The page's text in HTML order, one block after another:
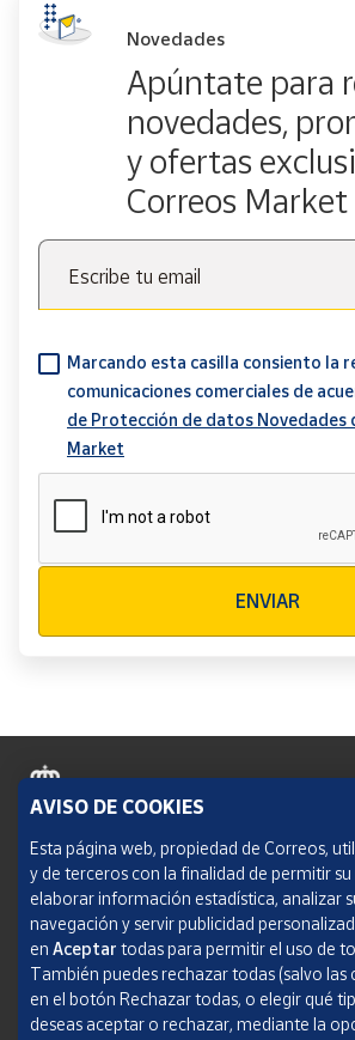
Novedades
Apúntate para
novedades,
y ofertas
Correos Market
Escribe tu email
Marcando esta casilla consiento la
comunicaciones comerciales de
de Protección de datos Novedades
Market
ENVIAR
Política de cookies
Aviso legal
Condiciones del servicio
Política de Privacidad Web
AVISO DE COOKIES
Esta página web, propiedad de Correos,
y de terceros con la finalidad de permitir
elaborar información estadística, analizar
navegación y servir publicidad
en Aceptar todas para permitir el uso de
También puedes rechazar todas (salvo las
en el botón Rechazar todas, o elegir qué
deseas aceptar o rechazar, mediante la